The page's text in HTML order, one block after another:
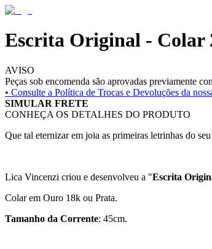
Escrita Original - Colar
AVISO
Peças sob encomenda são aprovadas previamente
• Consulte a Política de Trocas e Devoluções da
SIMULAR FRETE
CONHEÇA OS DETALHES DO PRODUTO
Que tal eternizar em joia as primeiras letrinhas do
Lica Vincenzi criou e desenvolveu a "Escrita
Colar em Ouro 18k ou Prata.
Tamanho da Corrente: 45cm.